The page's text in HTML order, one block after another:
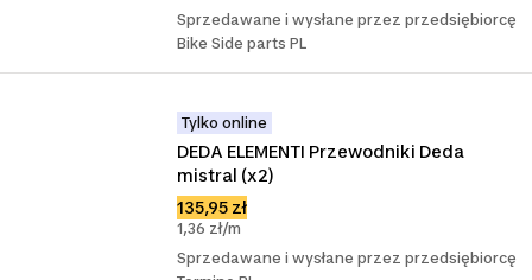
Sprzedawane i wysłane przez przedsiębiorcę
Bike Side parts PL
Tylko online
DEDA ELEMENTI Przewodniki Deda
mistral (x2)
135,95 zł
1,36 zł/m
Sprzedawane i wysłane przez przedsiębiorcę